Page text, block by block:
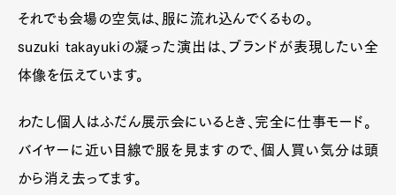
それでも会場の空気は、服に流れ込んでくるもの。
suzuki takayukiの凝った演出は、ブランドが表現したい全
体像を伝えています。
わたし個人はふだん展示会にいるとき、完全に仕事モード。
バイヤーに近い目線で服を見ますので、個人買い気分は頭
から消え去ってます。